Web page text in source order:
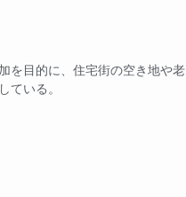
を目的に、住宅街の空き地や老
ている。